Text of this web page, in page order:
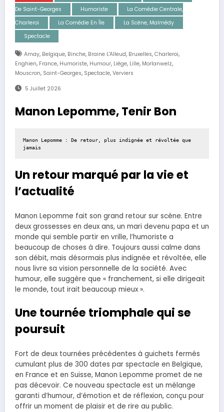
De Saint-Georges
Humoriste
La Comédie Centrale,
Charleroi
La Comédie En Île
La Scène, Malmédy
Spectacle
Amay, Belgique, Binche, Braine L'Alleud, Bruxelles, Charleroi,
Enghien, France, Humoriste, Humour, Liège, Lille, Morlanwelz,
Mouscron, Saint-Georges, Spectacle, Verviers
5 Juillet 2026
Manon Lepomme, Tenir Bon
Manon Lepomme : De retour, plus indignée et révoltée que
jamais
Un retour marqué par la vie et
l’actualité
Manon Lepomme fait son grand retour sur scène. Entre
deux grossesses en deux ans, un mari devenu papa et un
monde qui semble partir en vrille, l’humoriste a
beaucoup de choses à dire. Toujours aussi calme dans
son débit, mais désormais plus indignée et révoltée, elle
nous livre sa vision personnelle de la société. Avec
humour, elle suggère que « franchement, si elle dirigeait
le monde, tout irait beaucoup mieux ».
Une tournée triomphale qui se
poursuit
Fort de deux tournées précédentes à guichets fermés
cumulant plus de 300 dates par spectacle en Belgique,
en France et en Suisse, Manon Lepomme promet de ne
pas décevoir. Ce nouveau spectacle est un mélange
garanti d’humour, d’émotion et de réflexion, conçu pour
offrir un moment de plaisir et de rire au public.